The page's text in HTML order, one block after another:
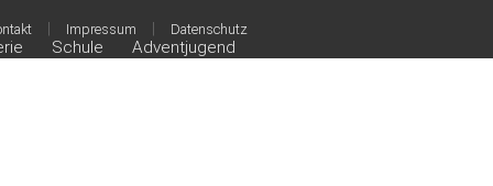
Schule Adventjugend
| Impressum | Datenschutz